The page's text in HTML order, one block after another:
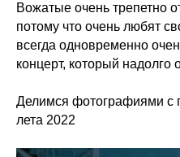
Вожатые очень трепетно
потому что очень любят
всегда одновременно
концерт, который надолго
Делимся фотографиями с
лета 2022